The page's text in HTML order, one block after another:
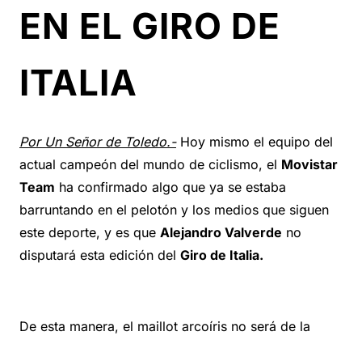
EN EL GIRO DE
ITALIA
Por Un Señor de Toledo.-Hoy mismo el equipo del
actual campeón del mundo de ciclismo, el Movistar
Team ha confirmado algo que ya se estaba
barruntando en el pelotón y los medios que siguen
este deporte, y es que Alejandro Valverde no
disputará esta edición del Giro de Italia.
De esta manera, el maillot arcoíris no será de la